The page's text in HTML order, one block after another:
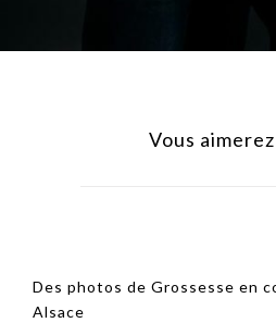
Vous
Des photos de Grossesse en
Alsace